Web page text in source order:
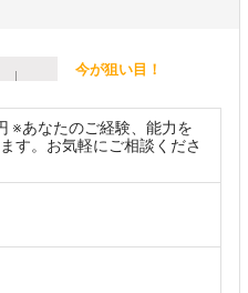
今が狙い目！
※あなたのご経験、能力を
す。お気軽にご相談くださ